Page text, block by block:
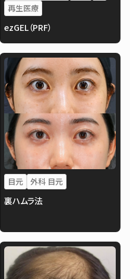
再生医療
ezGEL（PRF）
目元 外科 目元
裏ハムラ法